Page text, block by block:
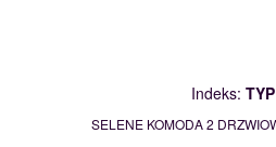
Indeks:
SELENE KOMODA 2